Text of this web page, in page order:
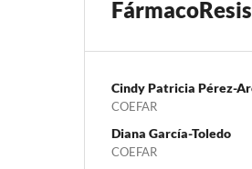
Cindy Patricia Pérez-
COEFAR
Diana García-Toledo
COEFAR